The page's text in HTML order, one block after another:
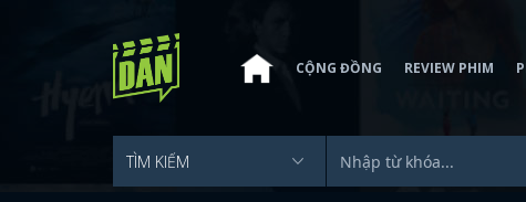
CỘNG ĐỒNG REVIEW PHIM